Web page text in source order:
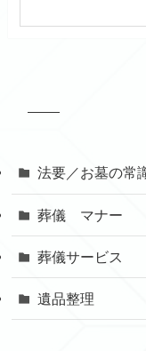
法要／お墓の常
葬儀 マナー
葬儀サービス
遺品整理